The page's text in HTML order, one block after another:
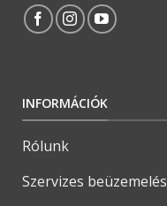
INFORMÁCIÓK
Rólunk
Szervizes beüzemelés